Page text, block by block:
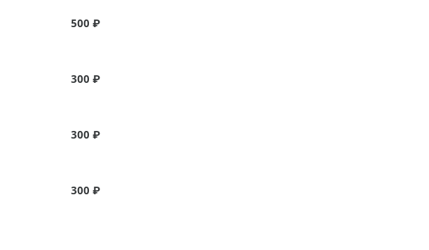
500 ₽
300 ₽
300 ₽
300 ₽